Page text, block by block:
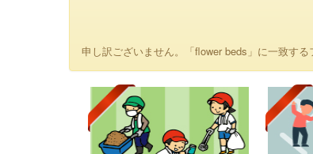
申し訳ございません。「flower beds」に一致す